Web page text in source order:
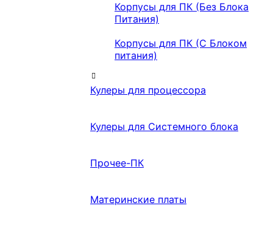
Корпусы для ПК (Без Блока
Питания)
Корпусы для ПК (С Блоком
питания)
Кулеры для процессора
Кулеры для Системного блока
Прочее-ПК
Материнские платы